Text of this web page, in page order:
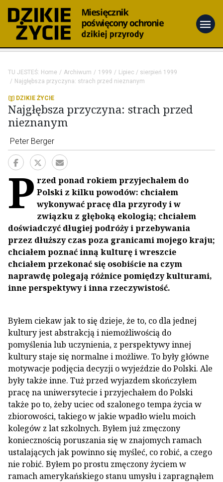
menu
TU JESTEŚ: Home Archiwum 1999
Lipiec / sierpień 1999
Najgłębsza przyczyna: strach przed nieznanym
DZIKIE ŻYCIE
Najgłębsza przyczyna: strach przed
nieznanym
Peter Berger
P rzed ponad rokiem przyjechałem do
Polski z kilku powodów: chciałem
wykonywać pracę dla przyrody i w
związku z głęboką ekologią; chciałem
doświadczyć długiej podróży i przebywania
przez dłuższy czas poza granicami mojego kraju;
chciałem poznać inną kulturę i wreszcie
chciałem przekonać się osobiście na czym
naprawdę polegają różnice pomiędzy kulturami,
inne perspektywy i inna rzeczywistość.
Byłem ciekaw jak to się dzieje, że to, co dla jednej
kultury jest abstrakcją i niemożliwością do
pomyślenia lub uczynienia, z perspektywy innej
kultury staje się normalne i możliwe. To były główne
motywacje podjęcia decyzji o wyjeździe do Polski. Ale
były także inne. Tuż przed wyjazdem skończyłem
pracę na uniwersytecie i przyjechałem do Polski
także po to, żeby uciec od szalonego tempa życia w
zbiorowości, takiego w jakie wpadło wielu moich
kolegów z lat szkolnych. Byłem już zmęczony
koniecznością poruszania się w znajomych ramach
ustalających jak powinno się myśleć, co robić, a czego
nie robić. Byłem po prostu zmęczony życiem w
ramach amerykańskiego stanu umysłu i zapragnąłem